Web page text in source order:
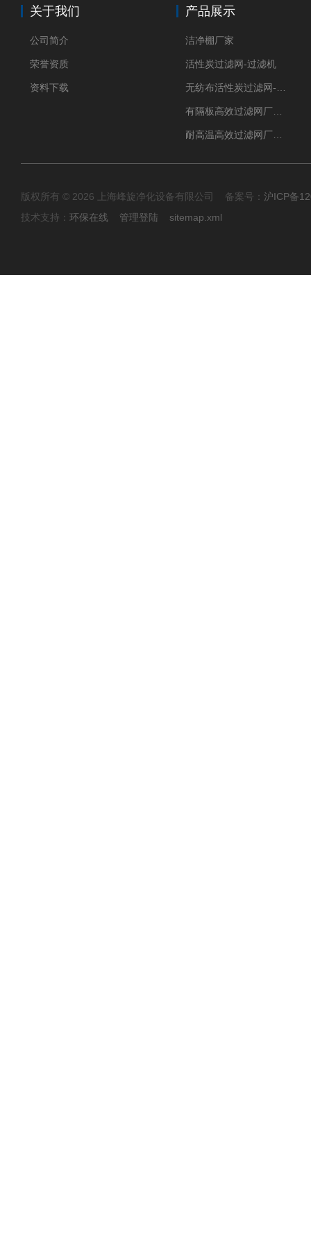
关于我们
公司简介
荣誉资质
资料下载
产品展示
洁净棚厂家
活性炭过滤网-过滤机
版权所有 © 2026 上海峰旋净化设备有限公司 备案号： 沪ICP备
技术支持： 环保在线 管理登陆 sitemap.xml